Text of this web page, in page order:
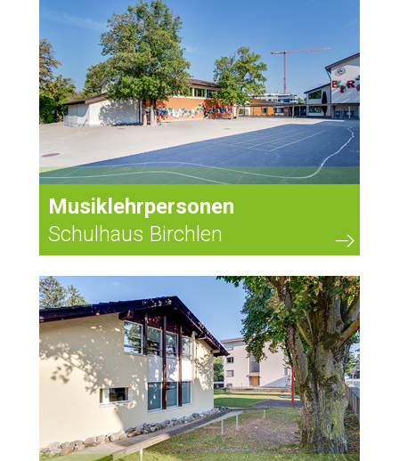
Musiklehrpersonen
Schulhaus Birchlen